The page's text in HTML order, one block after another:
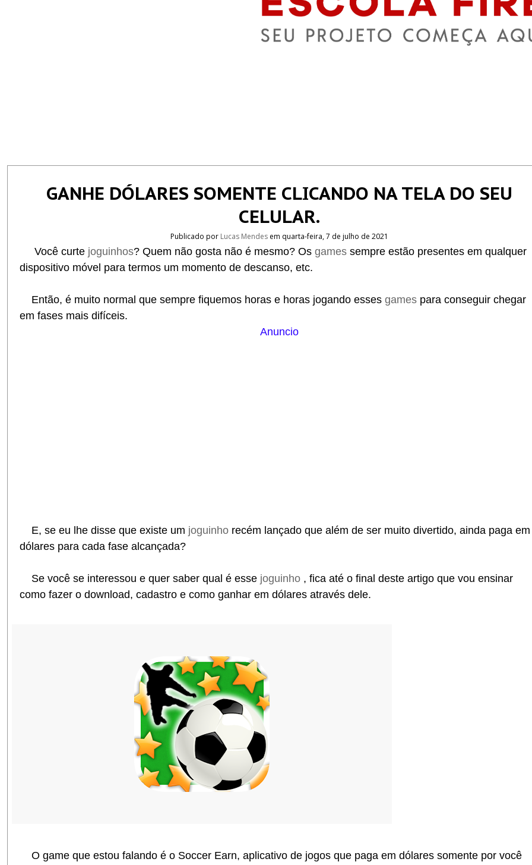
GANHE DÓLARES SOMENTE CLICANDO NA TELA DO SEU
CELULAR.
Publicado por Lucas Mendes em quarta-feira, 7 de julho de 2021
Você curte joguinhos? Quem não gosta não é mesmo? Os games sempre estão presentes em qualquer
dispositivo móvel para termos um momento de descanso, etc.
Então, é muito normal que sempre fiquemos horas e horas jogando esses games para conseguir chegar
em fases mais difíceis.
Anuncio
E, se eu lhe disse que existe um joguinho recém lançado que além de ser muito divertido, ainda paga em
dólares para cada fase alcançada?
Se você se interessou e quer saber qual é esse joguinho , fica até o final deste artigo que vou ensinar
como fazer o download, cadastro e como ganhar em dólares através dele.
O game que estou falando é o Soccer Earn, aplicativo de jogos que paga em dólares somente por você